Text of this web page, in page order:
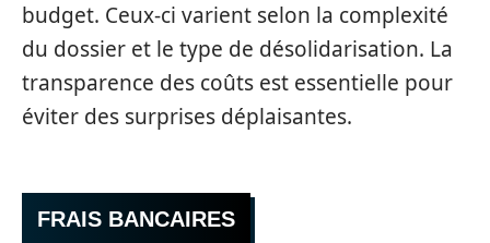
budget. Ceux-ci varient selon la complexité
du dossier et le type de désolidarisation. La
transparence des coûts est essentielle pour
éviter des surprises déplaisantes.
FRAIS BANCAIRES